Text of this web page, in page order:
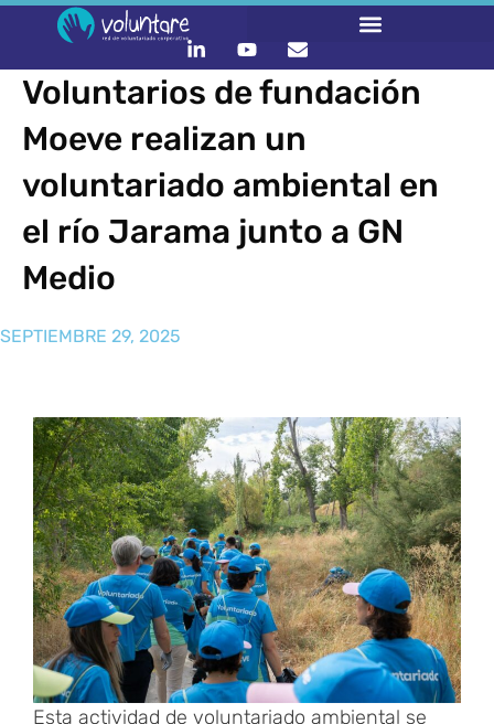
Voluntarios de fundación
Moeve realizan un
voluntariado ambiental en
el río Jarama junto a GN
Medio
SEPTIEMBRE 29, 2025
Esta actividad de voluntariado ambiental se